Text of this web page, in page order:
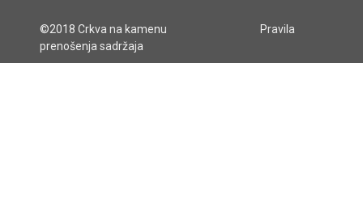
©2018 Crkva na kamenu
Pravila
prenošenja sadržaja